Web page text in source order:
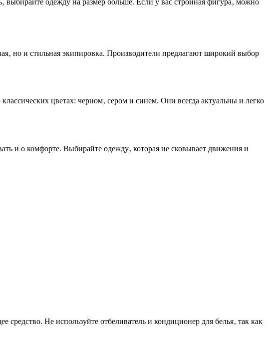
одежду на размер больше. Если у вас стройная фигура‚ можно
но и стильная экипировка. Производители предлагают широкий выбор
цветах: черном‚ сером и синем. Они всегда актуальны и легко
и о комфорте. Выбирайте одежду‚ которая не сковывает движения и
Не используйте отбеливатель и кондиционер для белья‚ так как